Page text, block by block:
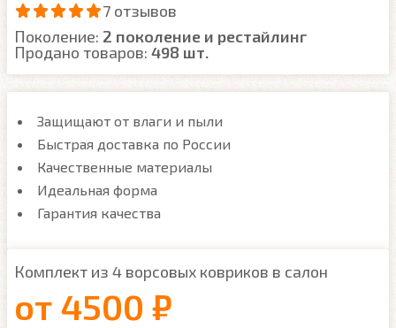
7 отзывов
Поколение: 2 поколение и рестайлинг
Продано товаров: 498 шт.
Защищают от влаги и пыли
Быстрая доставка по России
Качественные материалы
Идеальная форма
Гарантия качества
Комплект из 4 ворсовых ковриков в салон
от 4500 ₽